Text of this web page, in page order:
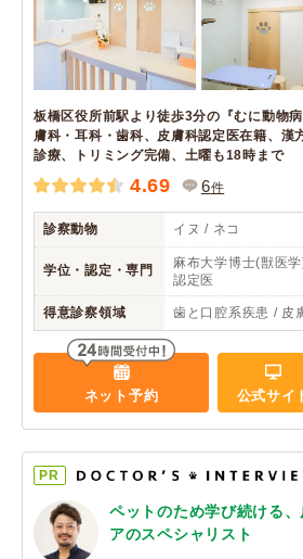
板橋区役所前駅より徒歩3分の『むに動物
膚科・耳科・歯科、皮膚科認定医在籍、漢
診療、トリミング完備、土曜も18時まで
4.69 6件
診察動物 イヌ / ネコ
学位・認定・専門
麻布大学博士(獣医
認定医
得意診察領域 歯と口腔系疾患 / 皮
ネット予約 公式サイ
PR
ペットのため学び続ける
アのスペシャリスト